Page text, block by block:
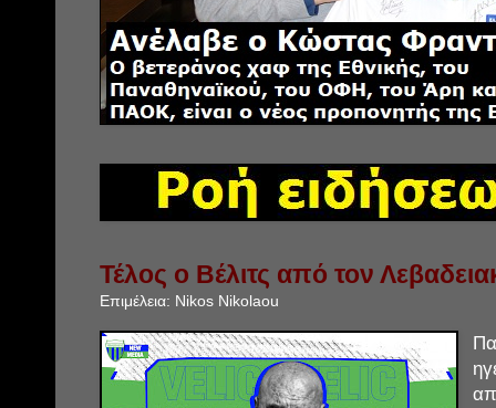
Τέλος ο Βέλιτς από τον
Επιμέλεια: Nikos Nikolaou